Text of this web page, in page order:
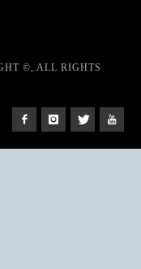
©, ALL RIGHTS